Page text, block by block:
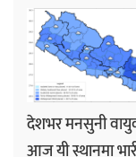
देशभर मनसुनी